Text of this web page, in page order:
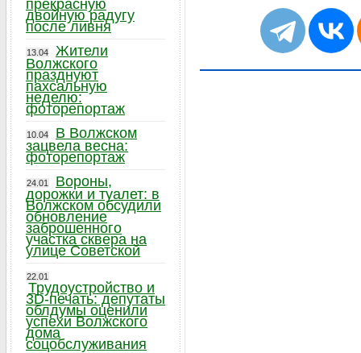
прекрасную
двойную радугу
после ливня
13.04
Жители
Волжского
празднуют
пахсальную
неделю:
фоторепортаж
10.04
В Волжском
зацвела весна:
фоторепортаж
24.01
Вороны,
дорожки и туалет: в
Волжском обсудили
обновление
заброшенного
участка сквера на
улице Советской
22.01
Трудоустройство и
3D-печать: депутаты
облдумы оценили
успехи Волжского
дома
соцобслуживания